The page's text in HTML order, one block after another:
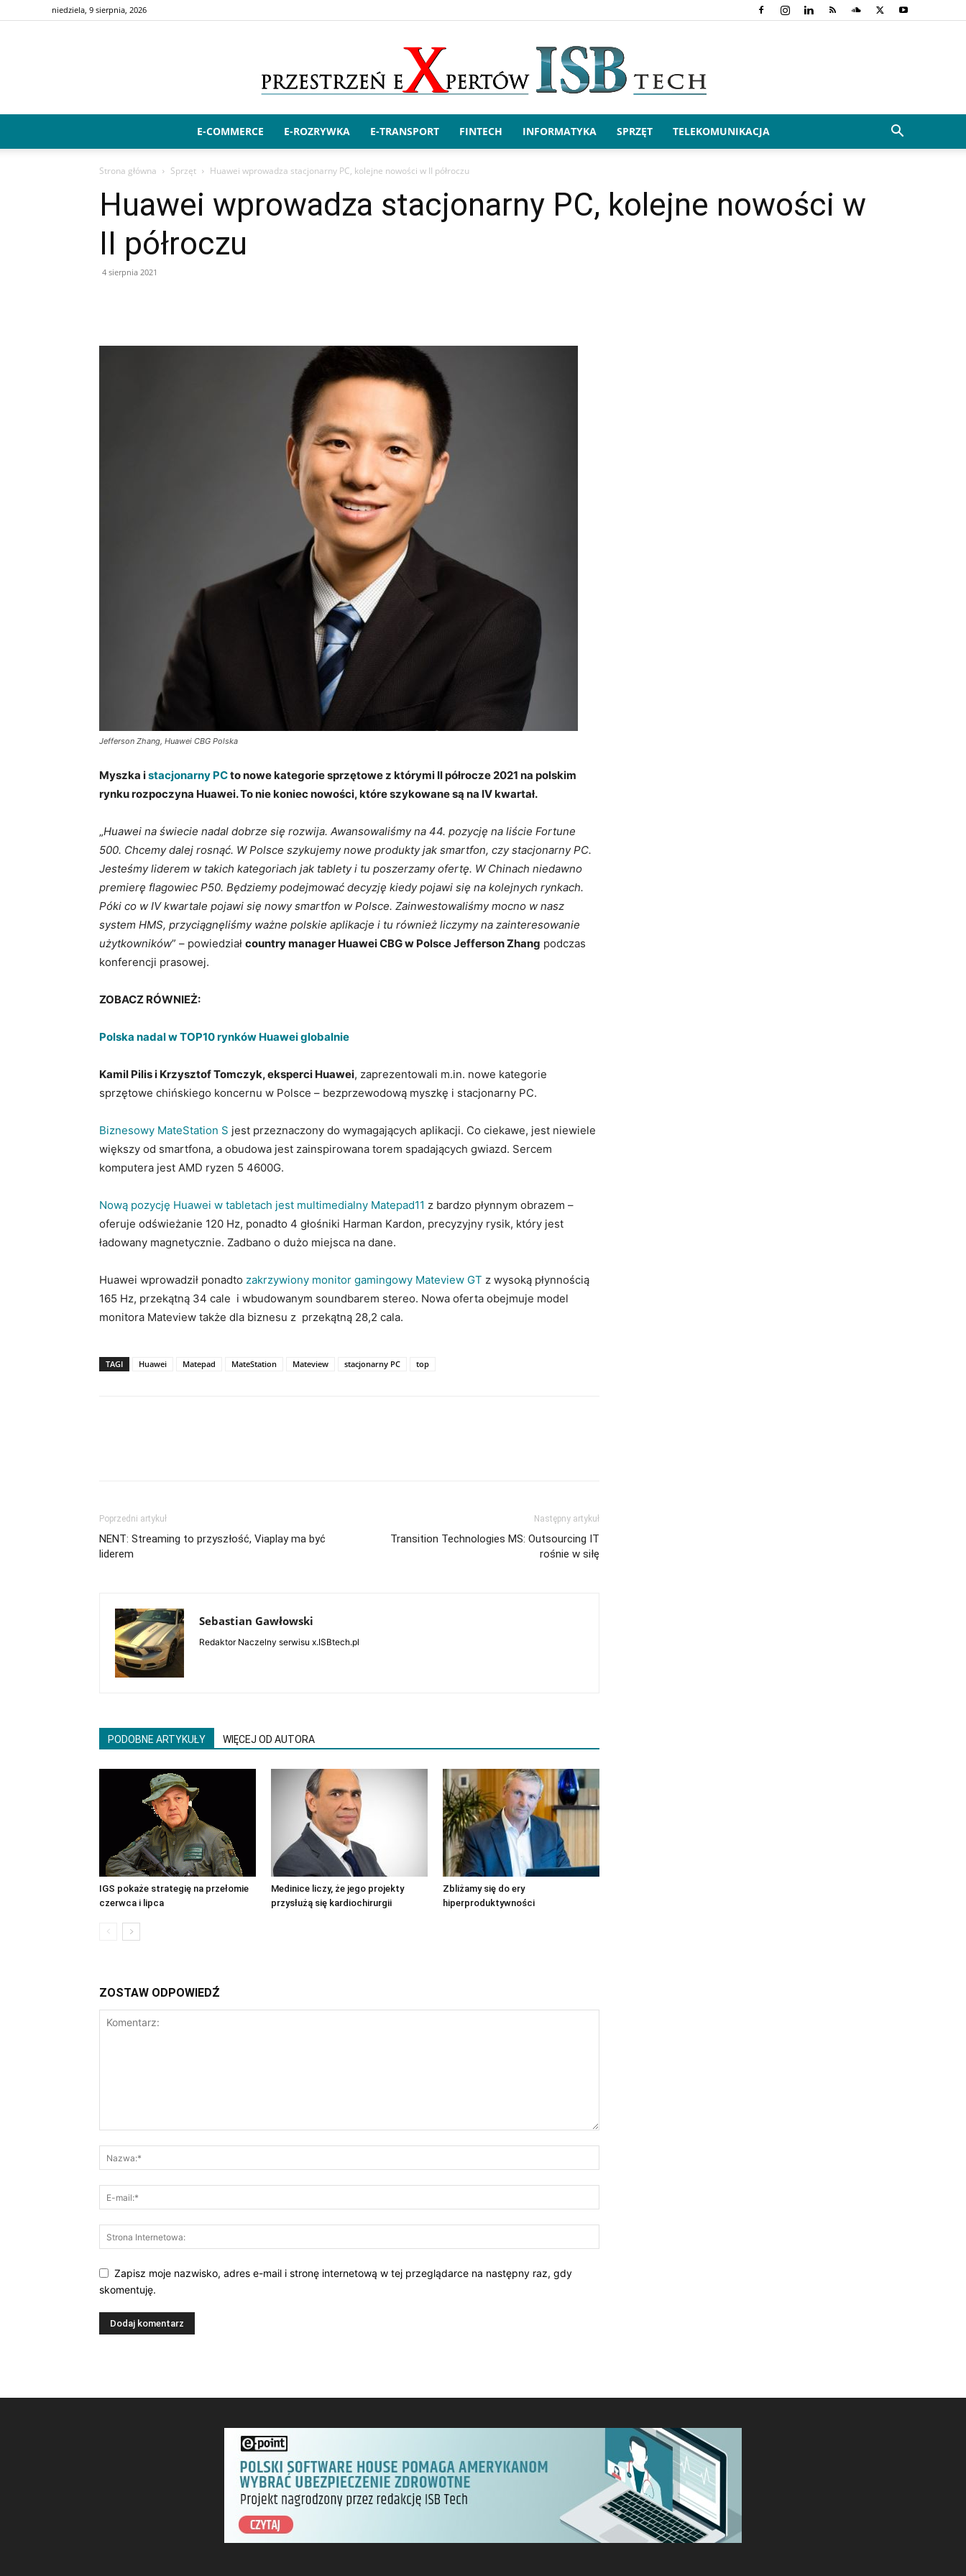
niedziela, 9 sierpnia, 2026
E-COMMERCE E-ROZRYWKA E-TRANSPORT FINTECH INFORMATYKA SPRZĘT TELEKOMUNIKACJA
Strona główna Sprzęt Huawei wprowadza stacjonarny PC, kolejne nowości w II półroczu
Huawei wprowadza stacjonarny PC, kolejne nowości w
II półroczu
4 sierpnia 2021
Jefferson Zhang, Huawei CBG Polska
Myszka istacjonarny PCto nowe kategorie sprzętowe z którymi II półrocze 2021 na polskim
rynku rozpoczyna Huawei. To nie koniec nowości, które szykowane są na IV kwartał.
„Huawei na świecie nadal dobrze się rozwija. Awansowaliśmy na 44. pozycję na liście Fortune
500. Chcemy dalej rosnąć. W Polsce szykujemy nowe produkty jak smartfon, czy stacjonarny PC.
Jesteśmy liderem w takich kategoriach jak tablety i tu poszerzamy ofertę. W Chinach niedawno
premierę flagowiec P50. Będziemy podejmować decyzję kiedy pojawi się na kolejnych rynkach.
Póki co w IV kwartale pojawi się nowy smartfon w Polsce. Zainwestowaliśmy mocno w nasz
system HMS, przyciągnęliśmy ważne polskie aplikacje i tu również liczymy na zainteresowanie
użytkowników” – powiedział country manager Huawei CBG w Polsce Jefferson Zhang podczas
konferencji prasowej.
ZOBACZ RÓWNIEŻ:
Polska nadal w TOP10 rynków Huawei globalnie
Kamil Pilis i Krzysztof Tomczyk, eksperci Huawei, zaprezentowali m.in. nowe kategorie
sprzętowe chińskiego koncernu w Polsce – bezprzewodową myszkę i stacjonarny PC.
Biznesowy MateStation S jest przeznaczony do wymagających aplikacji. Co ciekawe, jest niewiele
większy od smartfona, a obudowa jest zainspirowana torem spadających gwiazd. Sercem
komputera jest AMD ryzen 5 4600G.
Nową pozycję Huawei w tabletach jest multimedialny Matepad11 z bardzo płynnym obrazem –
oferuje odświeżanie 120 Hz, ponadto 4 głośniki Harman Kardon, precyzyjny rysik, który jest
ładowany magnetycznie. Zadbano o dużo miejsca na dane.
Huawei wprowadził ponadto zakrzywiony monitor gamingowy Mateview GT z wysoką płynnością
165 Hz, przekątną 34 cale i wbudowanym soundbarem stereo. Nowa oferta obejmuje model
monitora Mateview także dla biznesu z przekątną 28,2 cala.
TAGI Huawei Matepad MateStation Mateview stacjonarny PC top
Poprzedni artykuł
NENT: Streaming to przyszłość, Viaplay ma być
liderem
Następny artykuł
Transition Technologies MS: Outsourcing IT
rośnie w siłę
Sebastian Gawłowski
Redaktor Naczelny serwisu x.ISBtech.pl
PODOBNE ARTYKUŁY WIĘCEJ OD AUTORA
IGS pokaże strategię na przełomie
czerwca i lipca
Medinice liczy, że jego projekty
przysłużą się kardiochirurgii
Zbliżamy się do ery
hiperproduktywności
ZOSTAW ODPOWIEDŹ
Zapisz moje nazwisko, adres e-mail i stronę internetową w tej przeglądarce na następny raz, gdy
skomentuję.